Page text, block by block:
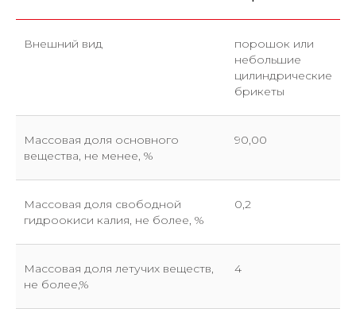
Внешний вид
порошок или
небольшие
цилиндрические
брикеты
Массовая доля основного
вещества, не менее, %
90,00
Массовая доля свободной
гидроокиси калия, не более, %
0,2
Массовая доля летучих веществ,
не более,%
4